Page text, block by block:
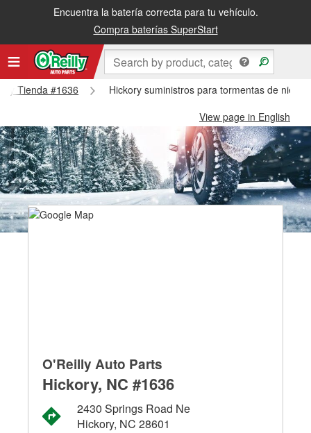
Encuentra la batería correcta para tu vehículo.
Compra baterías SuperStart
Tienda #1636
Hickory suministros para tormentas de nieve
View page in English
O'Reilly Auto Parts
Hickory, NC #1636
2430 Springs Road Ne
Hickory, NC 28601